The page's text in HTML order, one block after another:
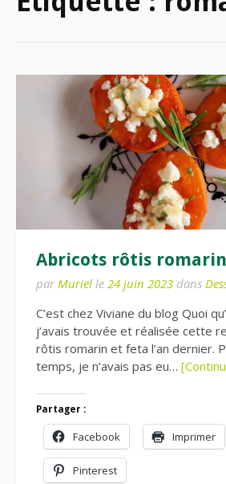
Abricots rôtis
par Muriel le 24 juin 2023 dans
C’est chez Viviane du blog Quoi
j’avais trouvée et réalisée cette
rôtis romarin et feta l’an dernier.
temps, je n’avais pas eu…
Partager :
Facebook Imprimer
Pinterest